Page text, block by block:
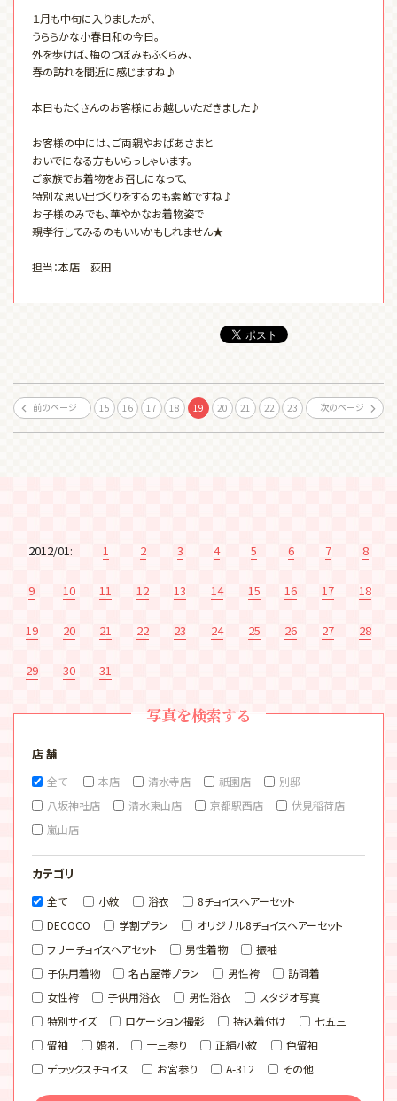
１月も中旬に入りましたが、
うららかな小春日和の今日。
外を歩けば、梅のつぼみもふくらみ、
春の訪れを間近に感じますね♪
本日もたくさんのお客様にお越しいただきました♪
お客様の中には、ご両親やおばあさまと
おいでになる方もいらっしゃいます。
ご家族でお着物をお召しになって、
特別な思い出づくりをするのも素敵ですね♪
お子様のみでも、華やかなお着物姿で
親孝行してみるのもいいかもしれません★
担当：本店 荻田
前のページ 15 16 17 18 19 20 21 22 23 次のページ
2012/01: 1 2 3 4 5 6 7 8
9 10 11 12 13 14 15 16 17 18
19 20 21 22 23 24 25 26 27 28
29 30 31
写真を検索する
店 舗
全て 本店 清水寺店 祇園店
別邸
八坂神社店
清水東山店 京都駅西店
伏見稲荷店
嵐山店
カテゴリ
全て 小紋 浴衣
8チョイスヘアーセット
DECOCO
学割プラン
オリジナル8チョイスヘアーセット
フリーチョイスヘアセット
男性着物
振袖
子供用着物
名古屋帯プラン 男性袴
訪問着
女性袴
子供用浴衣 男性浴衣
スタジオ写真
特別サイズ
ロケーション撮影 持込着付け
七五三
留袖
婚礼 十三参り 正絹小紋
色留袖
デラックスチョイス
お宮参り A-312 その他